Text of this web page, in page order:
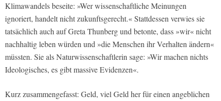
Klimawandels beseite: »Wer wissenschaftliche Meinungen
ignoriert, handelt nicht zukunftsgerecht.« Stattdessen verwies sie
tatsächlich auch auf Greta Thunberg und betonte, dass »wir« nicht
nachhaltig leben würden und »die Menschen ihr Verhalten ändern«
müssten. Sie als Naturwissenschaftlerin sage: »Wir machen nichts
Ideologisches, es gibt massive Evidenzen«.
Kurz zusammengefasst: Geld, viel Geld her für einen angeblichen